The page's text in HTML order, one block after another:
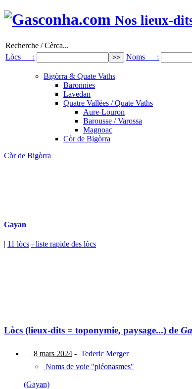
Nos lieux-
Recherche / Cèrca...
Lòcs :
Noms :
Bigòrra & Quate Vaths
Baronnies
Lavedan
Quatre Vallées / Quate Vaths
Aure-Louron
Barousse / Varossa
Magnoac
Còr de Bigòrra
Còr de Bigòrra
Gayan
| 11 lòcs - liste rapide des lòcs
Lòcs (lieux-dits = toponymie, paysage...) de
8 mars 2024 - Tederic Merger
Noms de voie "pléonasmes"
(Gayan)